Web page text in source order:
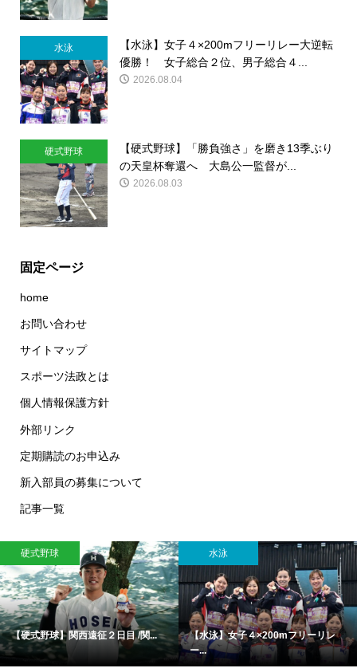
水泳
【水泳】女子４×200mフリーリレー大逆転
優勝！ 女子総合２位、男子総合４...
2026.08.04
硬式野球
【硬式野球】「勝負強さ」を磨き13季ぶり
の天皇杯奪還へ 大島公一監督が...
2026.08.03
固定ページ
home
お問い合わせ
サイトマップ
スポーツ法政とは
個人情報保護方針
外部リンク
定期購読のお申込み
新入部員の募集について
記事一覧
硬式野球
【硬式野球】関西遠征２日目 /関...
水泳
【水泳】女子４×200mフリーリレ
ー...